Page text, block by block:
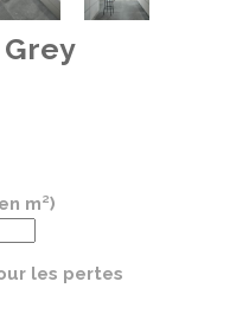
m²)
les pertes